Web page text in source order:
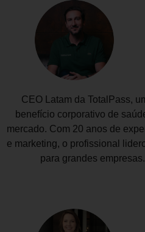
CEO Latam da TotalPass,
benefício corporativo de
mercado. Com 20 anos de
e marketing, o profissional
para grandes